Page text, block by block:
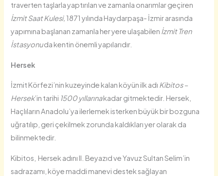
traverten taşlarla yaptırılan ve zamanla onarımlar geçiren
İzmit Saat Kulesi,1871 yılında Haydarpaşa- İzmir arasında
yapımına başlanan zamanla her yere ulaşabilen İzmit Tren
İstasyonuda kentin önemli yapılarıdır.
Hersek
İzmit Körfezi’nin kuzeyinde kalan köyün ilk adı Kibitos –
Hersek’in tarihi 1500 yıllarınakadar gitmektedir. Hersek,
Haçlıların Anadolu’ya ilerlemek isterken büyük bir bozguna
uğratılıp, geri çekilmek zorunda kaldıkları yer olarak da
bilinmektedir.
Kibitos, Hersek adını II. Beyazıd ve Yavuz Sultan Selim’in
sadrazamı, köye maddi manevi destek sağlayan